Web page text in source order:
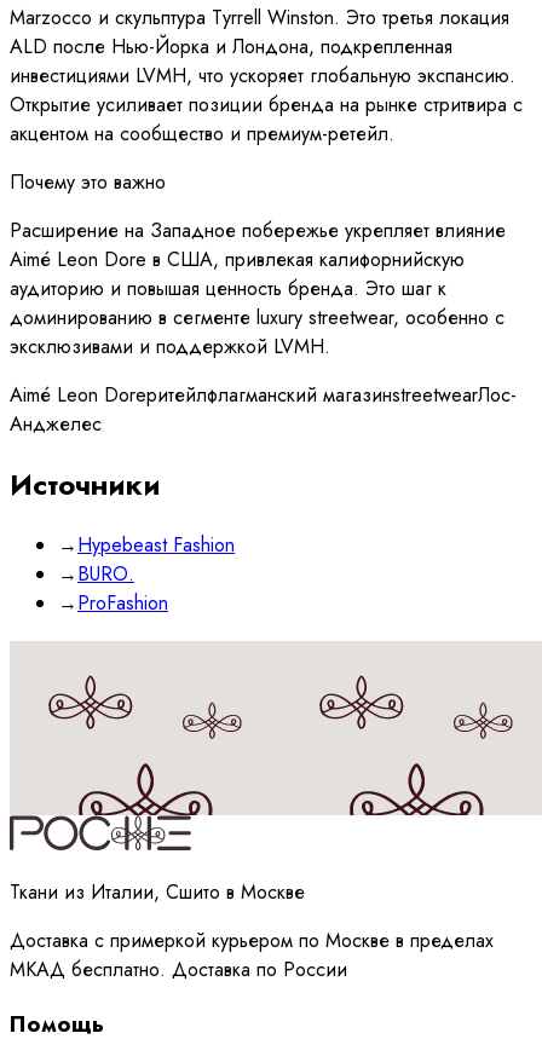
Marzocco и скульптура Tyrrell Winston. Это третья локация
ALD после Нью-Йорка и Лондона, подкрепленная
инвестициями LVMH, что ускоряет глобальную экспансию.
Открытие усиливает позиции бренда на рынке стритвира с
акцентом на сообщество и премиум-ретейл.
Почему это важно
Расширение на Западное побережье укрепляет влияние
Aimé Leon Dore в США, привлекая калифорнийскую
аудиторию и повышая ценность бренда. Это шаг к
доминированию в сегменте luxury streetwear, особенно с
эксклюзивами и поддержкой LVMH.
Aimé Leon Doreритейлфлагманский магазинstreetwearЛос-
Анджелес
Источники
→Hypebeast Fashion
→BURO.
→ProFashion
Принимаюполитикуобработки данных
Ткани из Италии, Сшито в Москве
Доставка с примеркой курьером по Москве в пределах
МКАД бесплатно. Доставка по России
Помощь